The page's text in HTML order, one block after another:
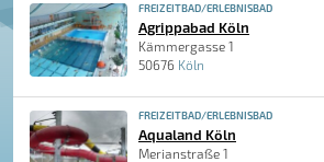
FREIZEITBAD/ERLEBNISBAD
Agrippabad Köln
Kämmergasse 1
50676 Köln
FREIZEITBAD/ERLEBNISBAD
Aqualand Köln
Merianstraße 1